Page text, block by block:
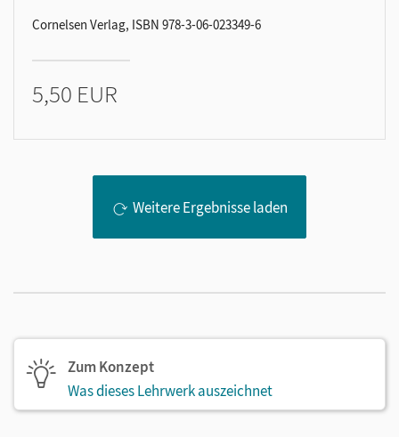
Cornelsen Verlag, ISBN 978-3-06-023349-6
5,50 EUR
Weitere Ergebnisse laden
Zum Konzept
Was dieses Lehrwerk auszeichnet